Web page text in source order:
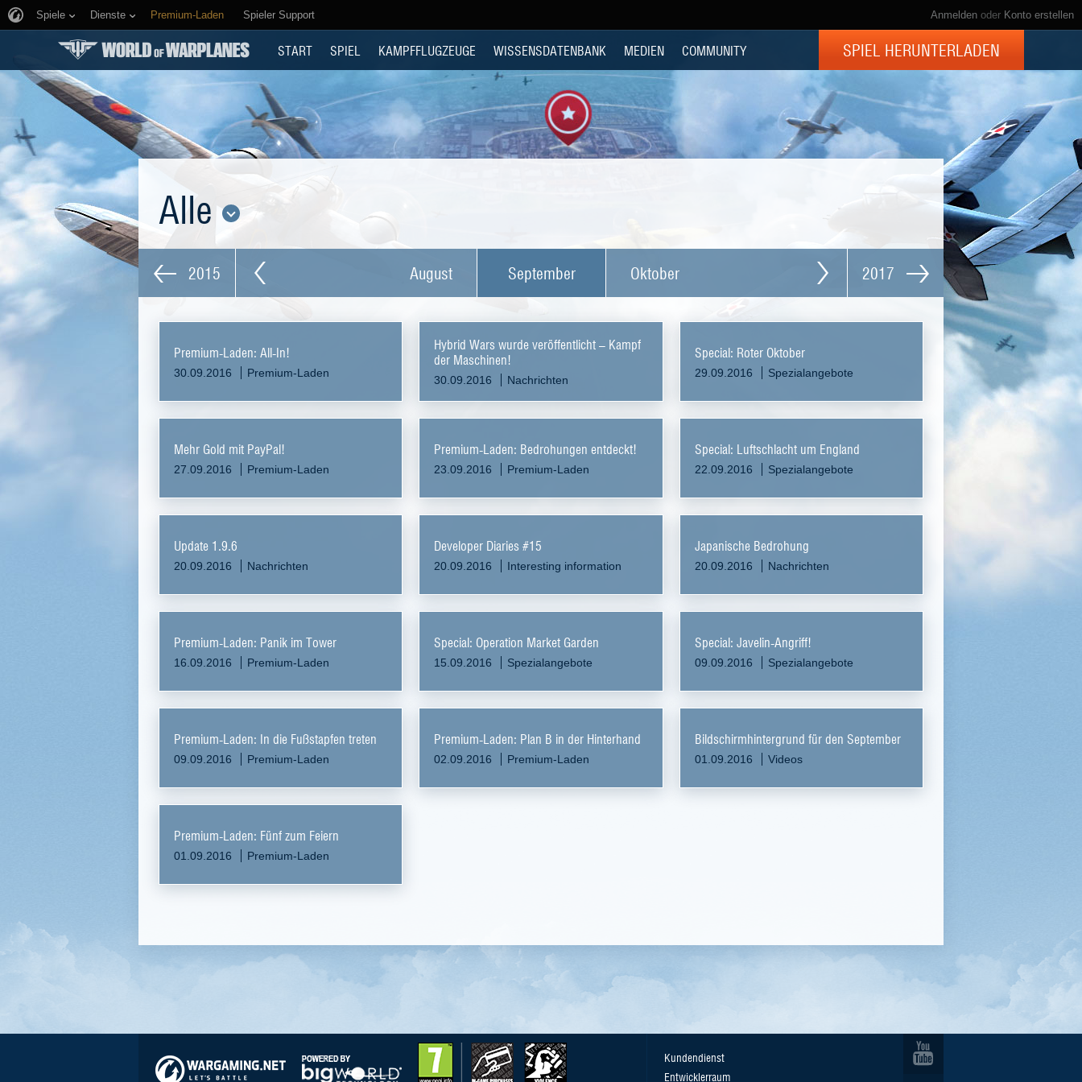
Anmelden oder Konto erstellen
Spiele Dienste Premium-Laden Spieler Support
START SPIEL KAMPFFLUGZEUGE WISSENSDATENBANK MEDIEN COMMUNITY SPIEL HERUNTERLADEN
Alle
2015 August September Oktober 2017
Premium-Laden: All-In!
30.09.2016 Premium-Laden
Hybrid Wars wurde veröffentlicht – Kampf
der Maschinen!
30.09.2016 Nachrichten
Special: Roter Oktober
29.09.2016 Spezialangebote
Mehr Gold mit PayPal!
27.09.2016 Premium-Laden
Premium-Laden: Bedrohungen entdeckt!
23.09.2016 Premium-Laden
Special: Luftschlacht um England
22.09.2016 Spezialangebote
Update 1.9.6
20.09.2016 Nachrichten
Developer Diaries #15
20.09.2016 Interesting information
Japanische Bedrohung
20.09.2016 Nachrichten
Premium-Laden: Panik im Tower
16.09.2016 Premium-Laden
Special: Operation Market Garden
15.09.2016 Spezialangebote
Special: Javelin-Angriff!
09.09.2016 Spezialangebote
Premium-Laden: In die Fußstapfen treten
09.09.2016 Premium-Laden
Premium-Laden: Plan B in der Hinterhand
02.09.2016 Premium-Laden
Bildschirmhintergrund für den September
01.09.2016 Videos
Premium-Laden: Fünf zum Feiern
01.09.2016 Premium-Laden
Kundendienst
Entwicklerraum